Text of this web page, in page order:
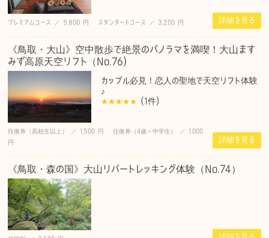
プレミアムコース ／ 5,800 円 スタンダードコース ／ 3,200 円 詳細を見る
《鳥取・大山》空中散歩で絶景のパノラマを満喫！大山ます
みず高原天空リフト（No.76)
カップル必見！恋人の聖地で天空リフト体験
♪
(1件)
往復券（高校生以上） ／ 1,500 円 往復券（4歳～中学生） ／ 1,000
円
詳細を見る
《鳥取・森の国》大山リバートレッキング体験（No.74）